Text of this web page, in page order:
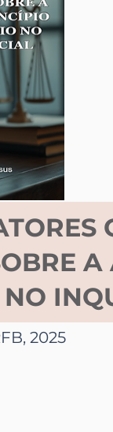
2025